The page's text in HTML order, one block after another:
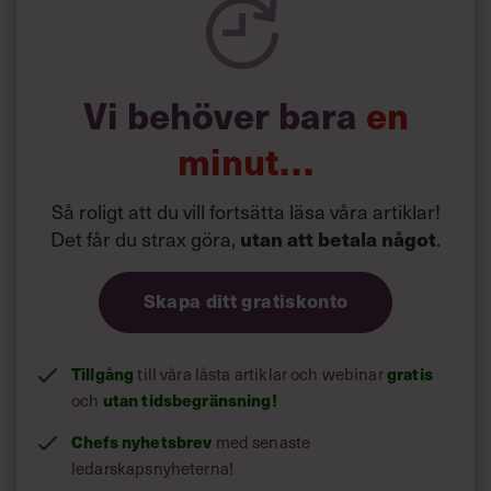
Vi behöver bara en
minut…
Så roligt att du vill fortsätta läsa våra artiklar!
Det får du strax göra, utan att betala något.
Skapa ditt gratiskonto
Tillgångtill våra låsta artiklar och webinargratis
och utan tidsbegränsning!
Chefs nyhetsbrev med senaste
ledarskapsnyheterna!